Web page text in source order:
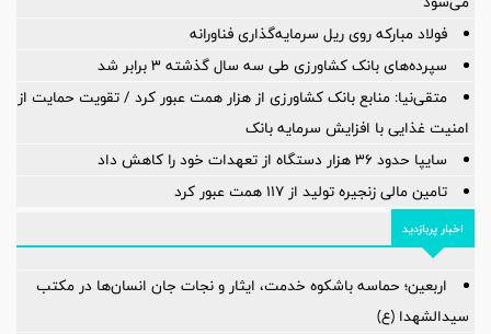
فولاد مبارکه روی ریل سرمایه‌گذاری فناورانه
سپرده‌های بانک کشاورزی طی سه سال گذشته ۳ برابر شد
متقی‌نیا: منابع بانک کشاورزی از هزار همت عبور کرد / تقویت حمایت از
امنیت غذایی با افزایش سرمایه بانک
سایپا حدود ۳۶ هزار دستگاه از تعهدات خود را کاهش داد
تامین مالی زنجیره تولید از 117 همت عبور کرد
اخبار پربازدید
اربعین؛ حماسه باشکوه خدمت، ایثار و نجات جان انسان‌ها در مکتب
سیدالشهدا (ع)